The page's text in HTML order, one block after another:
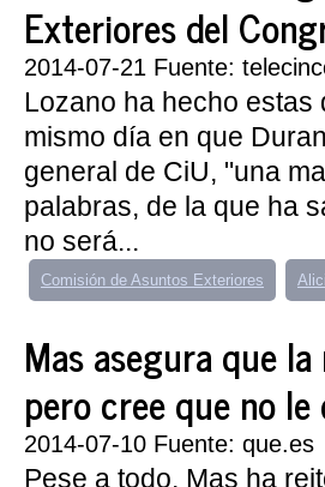
Exteriores del
2014-07-21 Fuente:
Lozano ha hecho
mismo día en que
general de CiU, "una
palabras, de la que ha
no será...
Comisión de Asuntos Exteriores
Mas asegura que
pero cree que no
2014-07-10 Fuente: que.es
Pese a todo, Mas ha